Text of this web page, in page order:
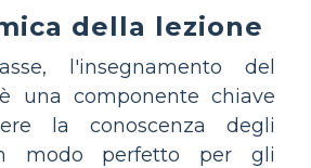
della lezione
l'insegnamento del
una componente chiave
la conoscenza degli
modo perfetto per gli